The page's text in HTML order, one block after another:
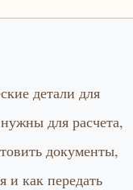
детали для
для расчета,
документы,
и как передать